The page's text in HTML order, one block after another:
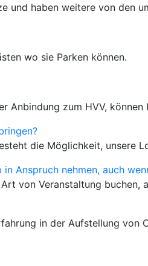
und haben weitere von den
wo sie Parken können.
Anbindung zum HVV,
die Möglichkeit, unsere
Anspruch nehmen, auch
von Veranstaltung
in der Aufstellung